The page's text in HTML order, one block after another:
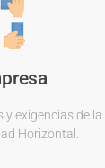
exigencias de la
Horizontal.